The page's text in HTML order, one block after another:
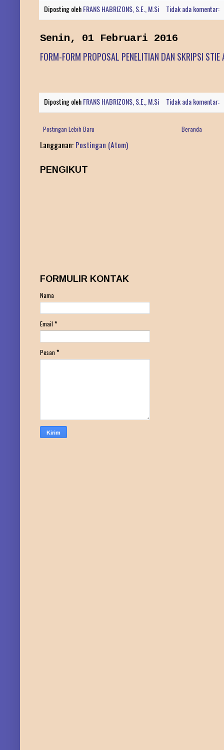
Diposting olehFRANS HABRIZONS, S.E., M.Si Tidak ada komentar:
Senin, 01 Februari 2016
FORM-FORM PROPOSAL PENELITIAN DAN SKRIPSI
Diposting olehFRANS HABRIZONS, S.E., M.Si Tidak ada komentar:
Postingan Lebih Baru Beranda
Langganan: Postingan (Atom)
PENGIKUT
FORMULIR KONTAK
Nama
Email *
Pesan *